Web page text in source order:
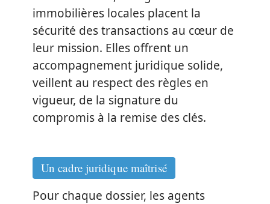
immobilières locales placent la
sécurité des transactions au cœur de
leur mission. Elles offrent un
accompagnement juridique solide,
veillent au respect des règles en
vigueur, de la signature du
compromis à la remise des clés.
Un cadre juridique maîtrisé
Pour chaque dossier, les agents